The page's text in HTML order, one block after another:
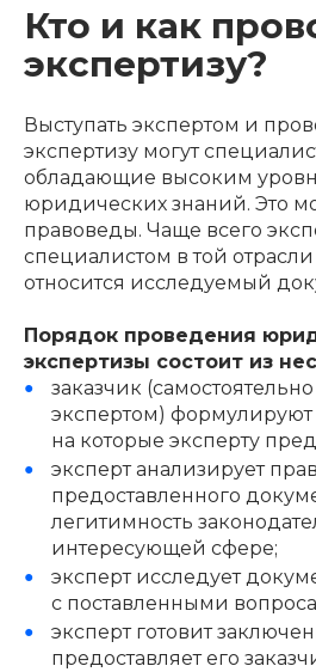
Кто и как
экспертизу?
Выступать экспертом и
экспертизу могут
обладающие высоким
юридических знаний. Это
правоведы. Чаще всего
специалистом в той
относится исследуемый
Порядок проведения
экспертизы состоит из
заказчик
экспертом) формулируют
на которые эксперту
эксперт анализирует
предоставленного
легитимность
интересующей сфере;
эксперт исследует
с поставленными
эксперт готовит
предоставляет его